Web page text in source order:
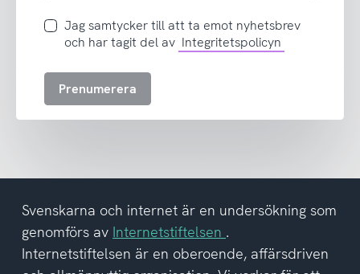
Jag
samtycker
att
del
av
integritetspolicyn
Jag samtycker till att ta emot nyhetsbrev
och har tagit del av Integritetspolicyn
Prenumerera
Svenskarna och internet är en undersökning som
genomförs av Internetstiftelsen .
Internetstiftelsen är en oberoende, affärsdriven